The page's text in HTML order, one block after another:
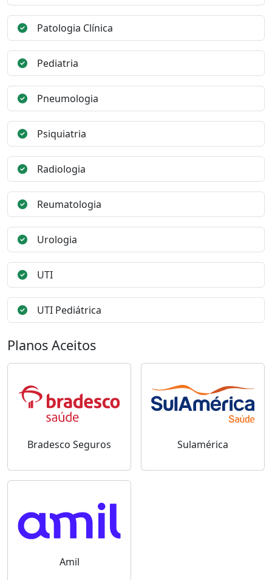
Patologia Clínica
Pediatria
Pneumologia
Psiquiatria
Radiologia
Reumatologia
Urologia
UTI
UTI Pediátrica
Planos Aceitos
Bradesco Seguros Sulamérica
Amil